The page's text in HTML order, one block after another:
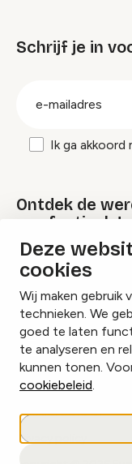
Deze
cookies
Wij maken gebruik
technieken. We
goed te laten
te analyseren en
kunnen tonen.
cookiebeleid.
Schrijf je in
Ik ga akkoord
Ontdek de
van festivals!
Lees
InstagramFacebook
Cookies beheren
Privacy policy